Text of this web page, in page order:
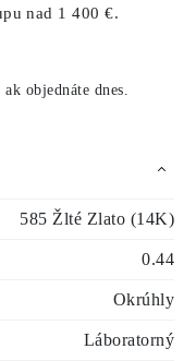
nad 1 400 €.
ak objednáte dnes.
585 Žlté Zlato (14K)
0.44
Okrúhly
Láboratorný